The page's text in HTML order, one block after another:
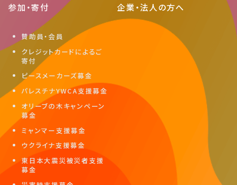
参加・寄付
賛助員・会員
クレジットカードによるご
寄付
ピースメーカーズ募金
パレスチナYWCA支援募金
オリーブの木キャンペーン
募金
ミャンマー支援募金
ウクライナ支援募金
東日本大震災被災者支援
募金
企業・法人の方へ